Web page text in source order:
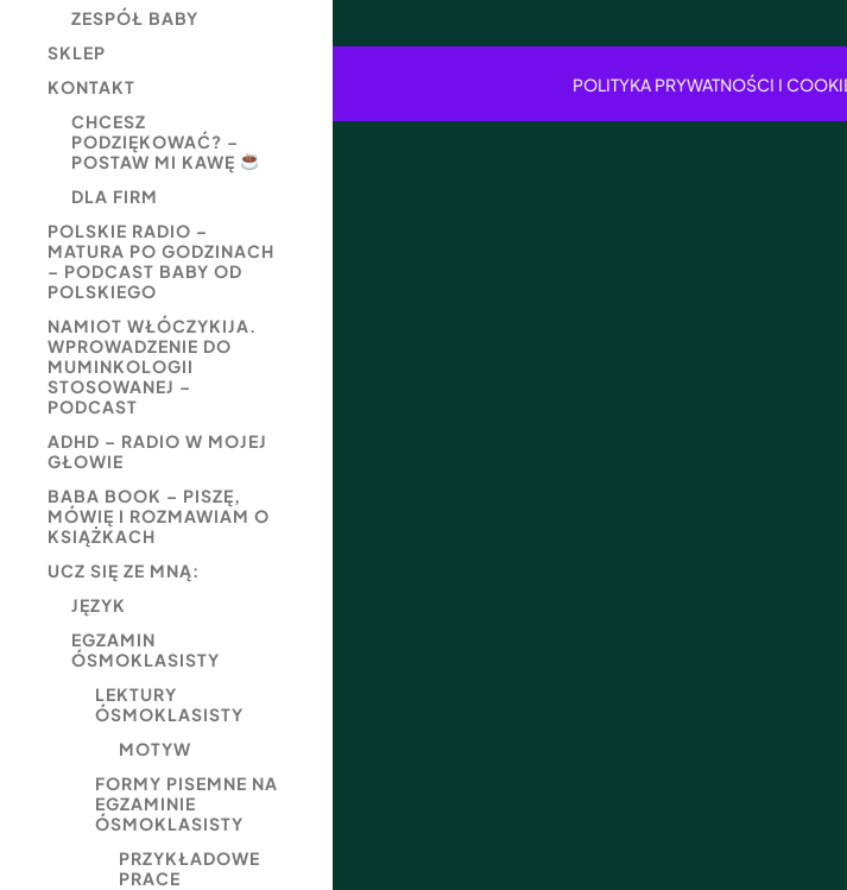
ZESPÓŁ BABY
SKLEP
KONTAKT
CHCESZ
PODZIĘKOWAĆ? –
POSTAW MI KAWĘ
DLA FIRM
POLSKIE RADIO –
MATURA PO GODZINACH
– PODCAST BABY OD
POLSKIEGO
NAMIOT WŁÓCZYKIJA.
WPROWADZENIE DO
MUMINKOLOGII
STOSOWANEJ –
PODCAST
ADHD – RADIO W MOJEJ
GŁOWIE
BABA BOOK – PISZĘ,
MÓWIĘ I ROZMAWIAM O
KSIĄŻKACH
UCZ SIĘ ZE MNĄ:
JĘZYK
EGZAMIN
ÓSMOKLASISTY
LEKTURY
ÓSMOKLASISTY
MOTYW
FORMY PISEMNE NA
EGZAMINIE
ÓSMOKLASISTY
PRZYKŁADOWE
PRACE
POLITYKA PRYWATNOŚCI I